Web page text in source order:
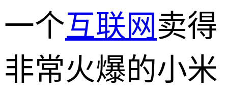
一个互联网卖得
非常火爆的小米